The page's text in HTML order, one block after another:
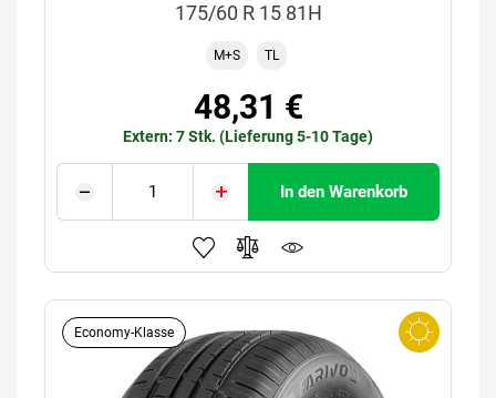
175/60 R 15 81H
M+S TL
48,31 €
Extern: 7 Stk. (Lieferung 5-10 Tage)
In den Warenkorb
Economy-Klasse